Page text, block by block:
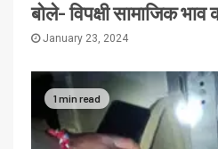
बोले- विपक्षी सामाजिक भाव
January 23, 2024
1 min read